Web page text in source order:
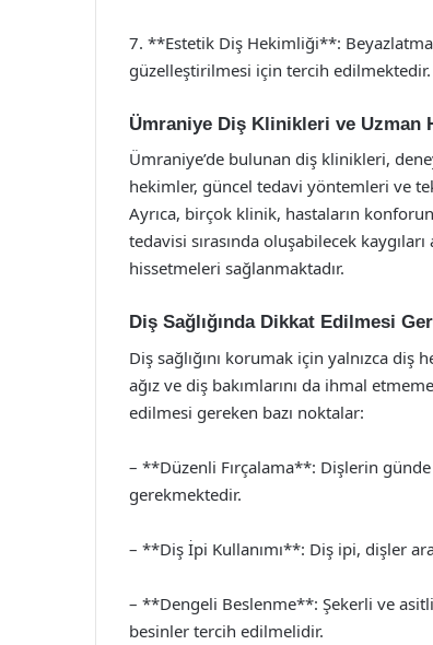
7. **Estetik Diş Hekimliği**:
güzelleştirilmesi için tercih edilmektedir.
Ümraniye Diş Klinikleri ve Uzman
Ümraniye’de bulunan diş klinikleri,
hekimler, güncel tedavi yöntemleri ve
Ayrıca, birçok klinik, hastaların
tedavisi sırasında oluşabilecek
hissetmeleri sağlanmaktadır.
Diş Sağlığında Dikkat Edilmesi
Diş sağlığını korumak için yalnızca
ağız ve diş bakımlarını da ihmal
edilmesi gereken bazı noktalar:
– **Düzenli Fırçalama**: Dişlerin
gerekmektedir.
– **Diş İpi Kullanımı**: Diş ipi, dişler
– **Dengeli Beslenme**: Şekerli ve
besinler tercih edilmelidir.